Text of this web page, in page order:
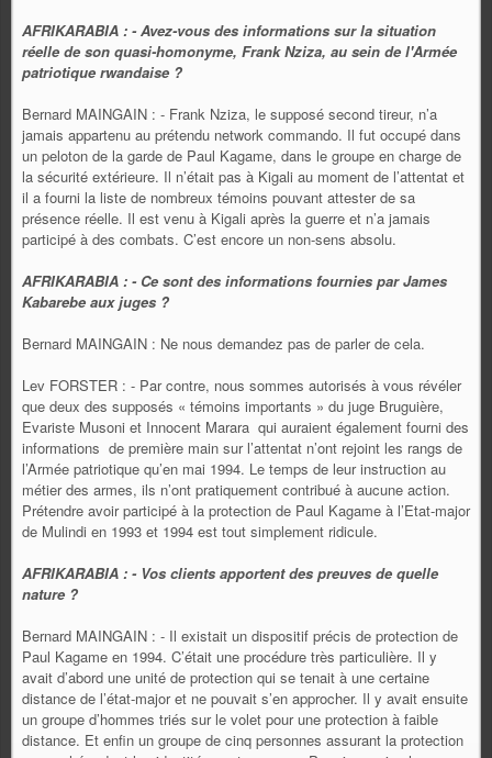
AFRIKARABIA : - Avez-vous des informations sur la situation
réelle de son quasi-homonyme, Frank Nziza, au sein de l'Armée
patriotique rwandaise ?
Bernard MAINGAIN : - Frank Nziza, le supposé second tireur, n’a
jamais appartenu au prétendu network commando. Il fut occupé dans
un peloton de la garde de Paul Kagame, dans le groupe en charge de
la sécurité extérieure. Il n’était pas à Kigali au moment de l’attentat et
il a fourni la liste de nombreux témoins pouvant attester de sa
présence réelle. Il est venu à Kigali après la guerre et n’a jamais
participé à des combats. C’est encore un non-sens absolu.
AFRIKARABIA : - Ce sont des informations fournies par James
Kabarebe aux juges ?
Bernard MAINGAIN : Ne nous demandez pas de parler de cela.
Lev FORSTER : - Par contre, nous sommes autorisés à vous révéler
que deux des supposés « témoins importants » du juge Bruguière,
Evariste Musoni et Innocent Marara qui auraient également fourni des
informations de première main sur l’attentat n’ont rejoint les rangs de
l’Armée patriotique qu’en mai 1994. Le temps de leur instruction au
métier des armes, ils n’ont pratiquement contribué à aucune action.
Prétendre avoir participé à la protection de Paul Kagame à l’Etat-major
de Mulindi en 1993 et 1994 est tout simplement ridicule.
AFRIKARABIA : - Vos clients apportent des preuves de quelle
nature ?
Bernard MAINGAIN : - Il existait un dispositif précis de protection de
Paul Kagame en 1994. C’était une procédure très particulière. Il y
avait d’abord une unité de protection qui se tenait à une certaine
distance de l’état-major et ne pouvait s’en approcher. Il y avait ensuite
un groupe d’hommes triés sur le volet pour une protection à faible
distance. Et enfin un groupe de cinq personnes assurant la protection